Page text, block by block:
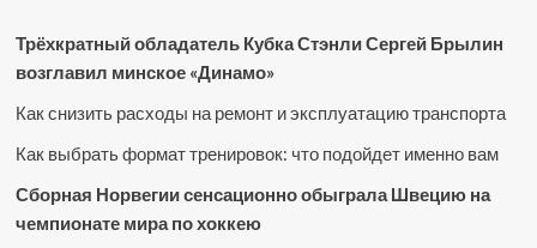
Трёхкратный обладатель Кубка Стэнли Сергей Брылин
возглавил минское «Динамо»
Как снизить расходы на ремонт и эксплуатацию транспорта
Как выбрать формат тренировок: что подойдет именно вам
Сборная Норвегии сенсационно обыграла Швецию на
чемпионате мира по хоккею